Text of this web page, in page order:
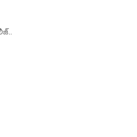
'డిజీ జర్నో ఆఫ్ ది క్వార్టర్' (Digi
నిదర్శనం. హరి ప్రసాద్